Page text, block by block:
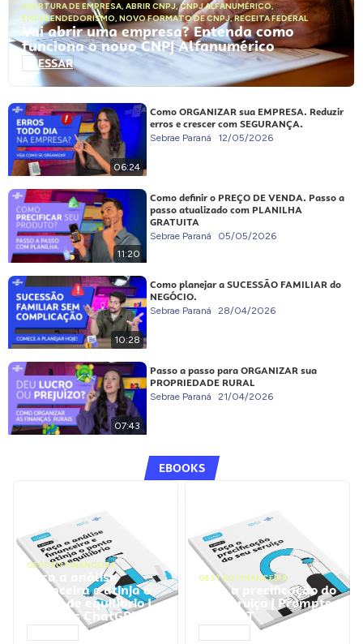
ABERTURA DE EMPRESA, ABRIR CNPJ,CNPJ ALFANUMÉRICO,
EMPREENDEDORISMO, NOVO FORMATO DE CNPJ,RECEITA FEDERAL
Vai abrir uma empresa? Entenda como
funciona o novo CNPJ Alfanumérico
ACESSAR
06:24
Como ORGANIZAR sua EMPRESA. Reduzir
erros e crescer com SEGURANÇA.
Sebrae Paraná 12/05/2026
11:20
Como definir o PREÇO DE VENDA. Passo a
passo atualizado com PLANILHA
GRATUITA
Sebrae Paraná 05/05/2026
10:28
Como planejar a SUCESSÃO FAMILIAR do
NEGÓCIO.
Sebrae Paraná 28/04/2026
07:43
Passo a passo para ORGANIZAR sua
PROPRIEDADE RURAL
Sebrae Paraná 21/04/2026
EBOOKS
GESTÃO FINANCEIRA
Faça a análise
financeira e atinja o
ponto de equilíbrio |
Prompts ChatGPT
GESTÃO FINANCEIRA
Faça a precificação do
seu serviço | Prompts
ChatGPT